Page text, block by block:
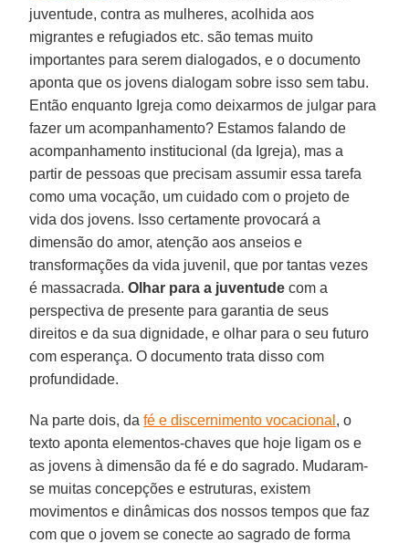
juventude, contra as mulheres, acolhida aos
migrantes e refugiados etc. são temas muito
importantes para serem dialogados, e o documento
aponta que os jovens dialogam sobre isso sem tabu.
Então enquanto Igreja como deixarmos de julgar para
fazer um acompanhamento? Estamos falando de
acompanhamento institucional (da Igreja), mas a
partir de pessoas que precisam assumir essa tarefa
como uma vocação, um cuidado com o projeto de
vida dos jovens. Isso certamente provocará a
dimensão do amor, atenção aos anseios e
transformações da vida juvenil, que por tantas vezes
é massacrada.Olhar para a juventude com a
perspectiva de presente para garantia de seus
direitos e da sua dignidade, e olhar para o seu futuro
com esperança. O documento trata disso com
profundidade.
Na parte dois, da fé e discernimento vocacional , o
texto aponta elementos-chaves que hoje ligam os e
as jovens à dimensão da fé e do sagrado. Mudaram-
se muitas concepções e estruturas, existem
movimentos e dinâmicas dos nossos tempos que faz
com que o jovem se conecte ao sagrado de forma